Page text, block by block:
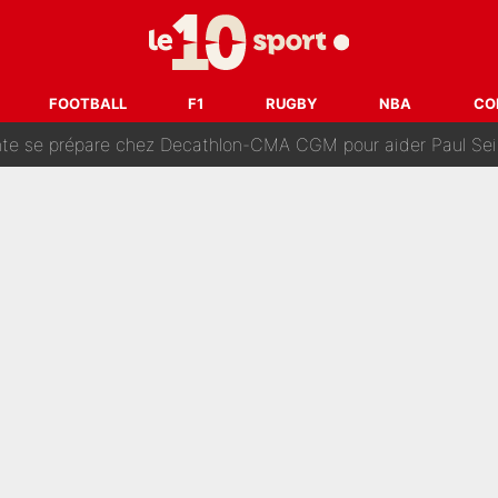
FOOTBALL F1 RUGBY NBA
chroniqueur de L’EQUIPE du Soir : «Pendant un moment, je ne les
à l'OM, un ancien international français va finalement
se prépare chez Decathlon-CMA CGM pour aider Paul